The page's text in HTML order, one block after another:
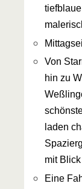
Von
hin zu
laden
mit
Eine